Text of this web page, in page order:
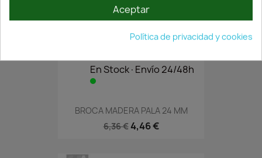
En Stock·Envío 24/48h
BROCA MADERA PALA 24 MM
6,36 € 4,46 €
Aceptar
Política de privacidad y cookies